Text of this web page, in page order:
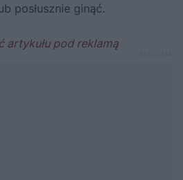
posłusznie ginąć.